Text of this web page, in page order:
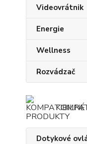
Videovrátnik
Energie
Wellness
Rozvádzač
Dotykové